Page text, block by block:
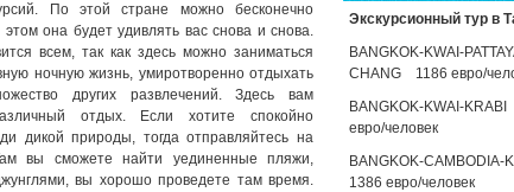
По этой стране можно бесконечно
этом она будет удивлять вас снова и снова.
всем, так как здесь можно заниматься
ночную жизнь, умиротворенно отдыхать
других развлечений. Здесь вам
отдых. Если хотите спокойно
дикой природы, тогда отправляйтесь на
вы сможете найти уединенные пляжи,
вы хорошо проведете там время.
Экскурсионный тур в
BANGKOK-KWAI -
CHANG 1186 евро/
BANGKOK-KWAI -KRABI
евро/человек
BANGKOK-CAMBODIA-
1386 евро/человек